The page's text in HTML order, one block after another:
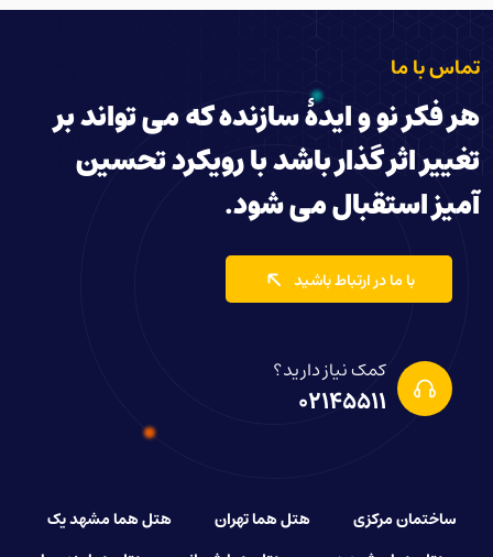
تماس با ما
هر فکر نو و ایدۀ سازنده که می تواند بر
تغییر اثر گذار باشد با رویکرد تحسین
آمیز استقبال می شود.
با ما در ارتباط باشید
کمک نیاز دارید؟
02145511
ساختمان مرکزی هتل هما تهران
هتل هما مشهد یک